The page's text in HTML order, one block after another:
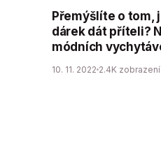
Přemýšlíte o tom,
dárek dát příteli?
módních
10. 11. 2022 2.4K zobrazení